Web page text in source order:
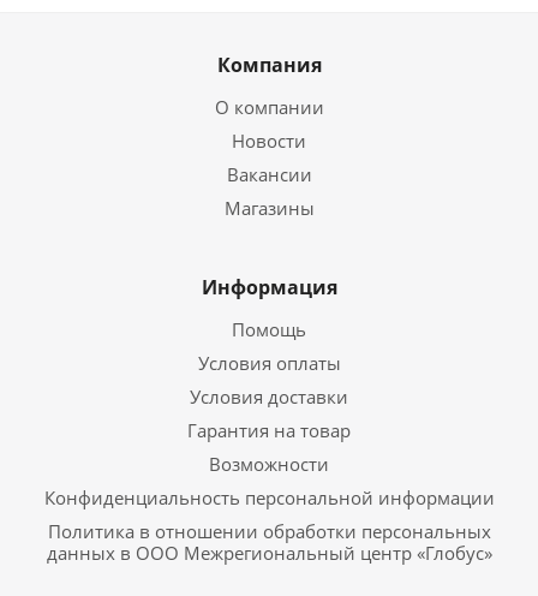
Компания
О компании
Новости
Вакансии
Магазины
Информация
Помощь
Условия оплаты
Условия доставки
Гарантия на товар
Возможности
Конфиденциальность персональной информации
Политика в отношении обработки персональных
данных в ООО Межрегиональный центр «Глобус»